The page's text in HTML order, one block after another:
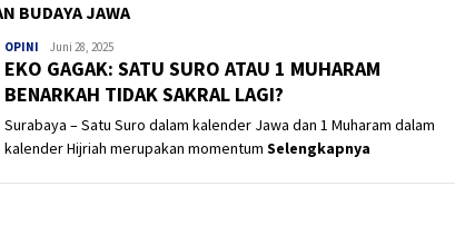
BUDAYA JAWA
OPINI Panjinusantara
Juni 28, 2025
EKO GAGAK: SATU SURO ATAU 1 MUHARAM
BENARKAH TIDAK SAKRAL LAGI?
Surabaya – Satu Suro dalam kalender Jawa dan 1 Muharam dalam
kalender Hijriah merupakan momentum Selengkapnya